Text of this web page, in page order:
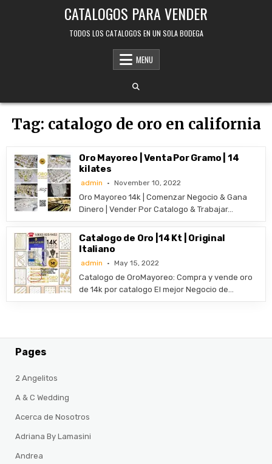
CATALOGOS PARA VENDER
TODOS LOS CATALOGOS EN UN SOLA BODEGA
MENU
Tag: catalogo de oro en california
Oro Mayoreo | Venta Por Gramo | 14
kilates
admin November 10, 2022
Oro Mayoreo 14k | Comenzar Negocio & Gana
Dinero | Vender Por Catalogo & Trabajar…
Catalogo de Oro |14 Kt | Original
Italiano
admin May 15, 2022
​Catalogo de OroMayoreo: Compra y vende oro
de 14k por catalogo El mejor Negocio de…
Pages
2 Angelitos
A & C Wedding
Acerca de Nosotros
Adriana By Lamasini
Andrea